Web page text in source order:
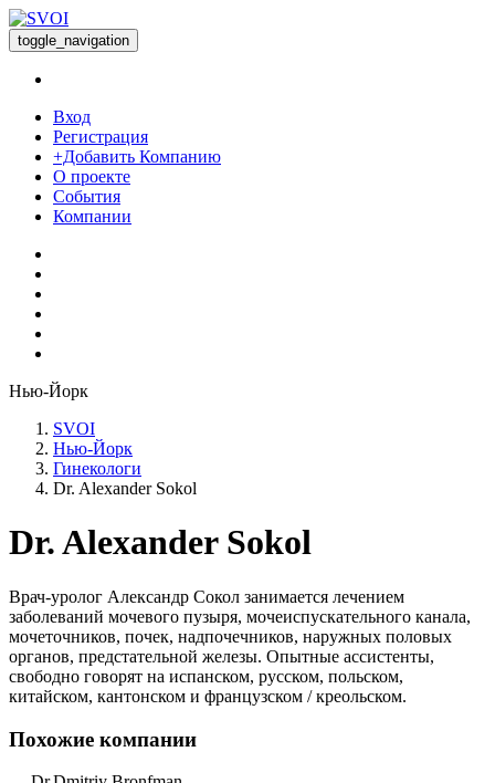
toggle_navigation
Вход
Регистрация
+Добавить Компанию
О проекте
События
Компании
Нью-Йорк
SVOI
Нью-Йорк
Гинекологи
Dr. Alexander Sokol
Dr. Alexander Sokol
Врач-уролог Александр Сокол занимается лечением
заболеваний мочевого пузыря, мочеиспускательного канала,
мочеточников, почек, надпочечников, наружных половых
органов, предстательной железы. Опытные ассистенты,
свободно говорят на испанском, русском, польском,
китайском, кантонском и французском / креольском.
Похожие компании